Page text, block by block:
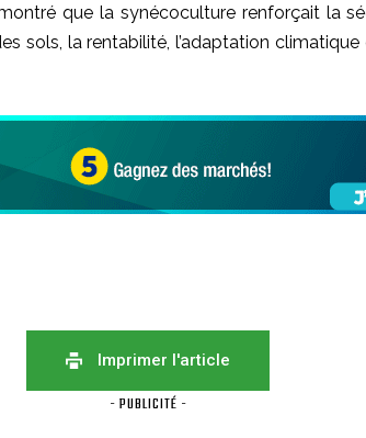
que lasynécoculture renforçait la
sols, la rentabilité, l’adaptation
Imprimer l'article
- PUBLICITÉ -